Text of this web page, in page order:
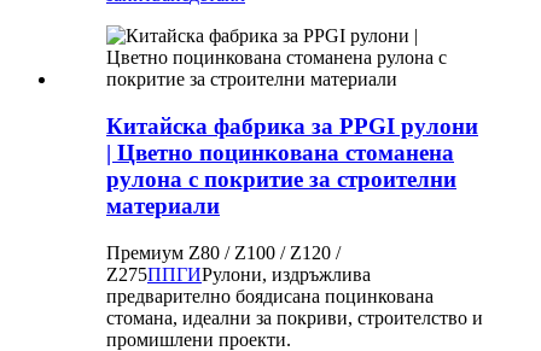
Китайска фабрика за PPGI рулони
| Цветно поцинкована стоманена
рулона с покритие за строителни
материали
Премиум Z80 / Z100 / Z120 /
Z275ППГИРулони, издръжлива
предварително боядисана поцинкована
стомана, идеални за покриви, строителство и
промишлени проекти.